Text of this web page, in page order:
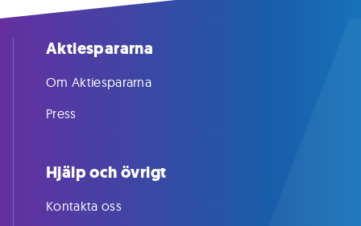
Aktiespararna
Om Aktiespararna
Press
Hjälp och övrigt
Kontakta oss